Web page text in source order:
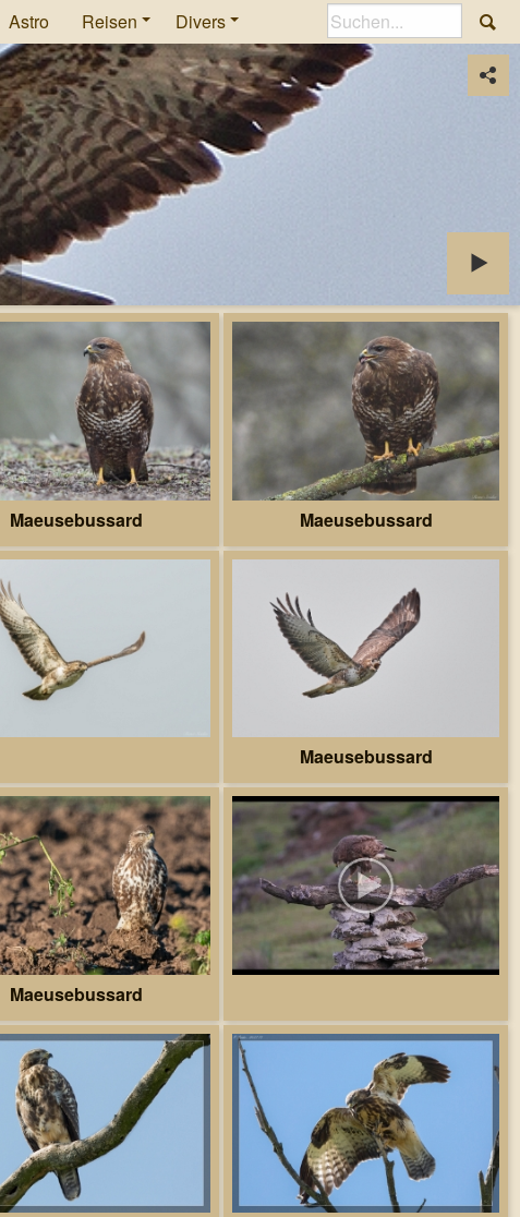
Astro Reisen Divers
Maeusebussard Maeusebussard
Maeusebussard
Maeusebussard